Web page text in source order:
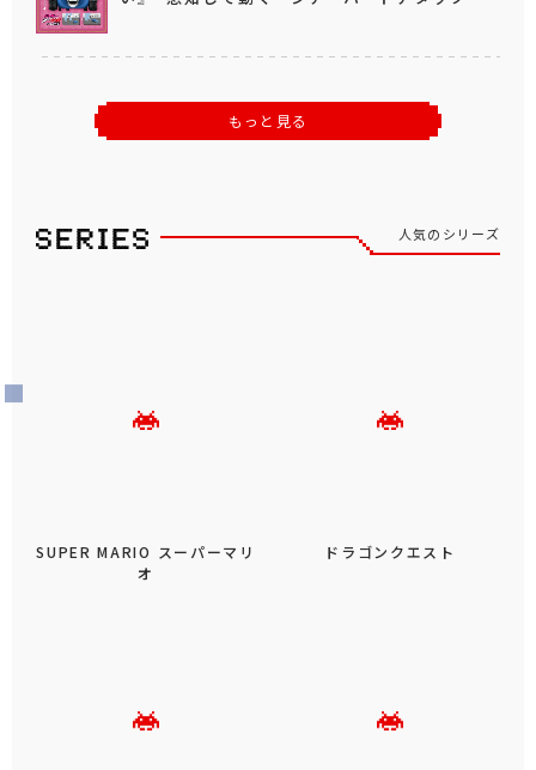
もっと見る
人気のシリーズ
SUPER MARIO スーパーマリ
オ
ドラゴンクエスト